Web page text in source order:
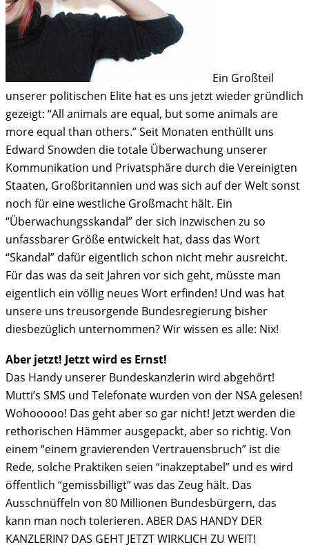
Ein Großteil
unserer politischen Elite hat es uns jetzt wieder gründlich
gezeigt: “All animals are equal, but some animals are
more equal than others.” Seit Monaten enthüllt uns
Edward Snowden die totale Überwachung unserer
Kommunikation und Privatsphäre durch die Vereinigten
Staaten, Großbritannien und was sich auf der Welt sonst
noch für eine westliche Großmacht hält. Ein
“Überwachungsskandal” der sich inzwischen zu so
unfassbarer Größe entwickelt hat, dass das Wort
“Skandal” dafür eigentlich schon nicht mehr ausreicht.
Für das was da seit Jahren vor sich geht, müsste man
eigentlich ein völlig neues Wort erfinden! Und was hat
unsere uns treusorgende Bundesregierung bisher
diesbezüglich unternommen? Wir wissen es alle: Nix!
Aber jetzt! Jetzt wird es Ernst!
Das Handy unserer Bundeskanzlerin wird abgehört!
Mutti’s SMS und Telefonate wurden von der NSA gelesen!
Wohooooo! Das geht aber so gar nicht! Jetzt werden die
rethorischen Hämmer ausgepackt, aber so richtig. Von
einem “einem gravierenden Vertrauensbruch” ist die
Rede, solche Praktiken seien “inakzeptabel” und es wird
öffentlich “gemissbilligt” was das Zeug hält. Das
Ausschnüffeln von 80 Millionen Bundesbürgern, das
kann man noch tolerieren. ABER DAS HANDY DER
KANZLERIN? DAS GEHT JETZT WIRKLICH ZU WEIT!